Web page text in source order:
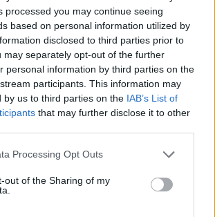
processed you may continue seeing
based on personal information utilized by
disclosed to third parties prior to
may separately opt-out of the further
personal information by third parties on the
participants. This information may
by us to third parties on the IAB’s List of
that may further disclose it to other
Processing Opt Outs
out of the Sharing of my
29 °C felett alakulhat.
29 °C felett alakulhat.
alakulhat ki. Elsődleges veszélyforrást a
esetenként szélerősödés, jégeső
29 °C felett alakulhat.
alakulhat ki. Elsődleges veszélyforrást a